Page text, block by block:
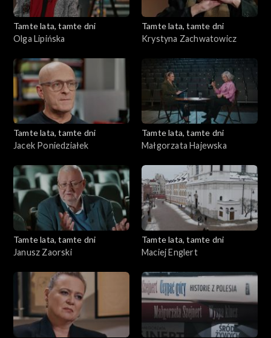
Tamte lata, tamte dni
Olga Lipińska
Tamte lata, tamte dni
Krystyna Zachwatowicz
Tamte lata, tamte dni
Jacek Poniedziałek
Tamte lata, tamte dni
Małgorzata Hajewska
Tamte lata, tamte dni
Janusz Zaorski
Tamte lata, tamte dni
Maciej Englert